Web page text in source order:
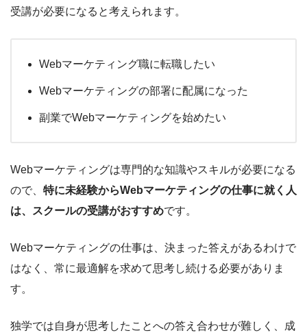
受講が必要になると考えられます。
Webマーケティング職に転職したい
Webマーケティングの部署に配属になった
副業でWebマーケティングを始めたい
Webマーケティングは専門的な知識やスキルが必要になる
ので、 特に未経験からWebマーケティングの仕事に就く人
は、スクールの受講がおすすめです。
Webマーケティングの仕事は、決まった答えがあるわけで
はなく、常に最適解を求めて思考し続ける必要がありま
す。
独学では自身が思考したことへの答え合わせが難しく、成